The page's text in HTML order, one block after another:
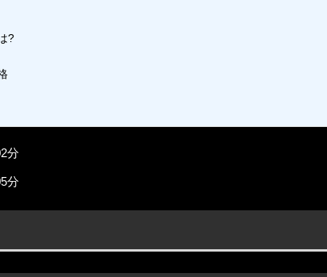
?
分
分